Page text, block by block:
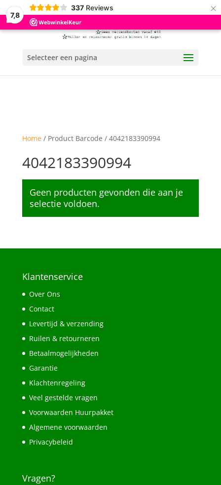
7,8
337 Reviews ×
Selecteer een pagina
Home/ Product Barcode / 4042183390994
4042183390994
Geen producten gevonden die aan je
selectie voldoen.
Klantenservice
Over Ons
Contact
Levertijd & verzending
Ruilen & retourneren
Betaalmogelijkheden
Garantie
Klachtenregeling
Veel gestelde vragen
Voorwaarden Huurpakket
Algemene voorwaarden
Privacybeleid
Vragen?